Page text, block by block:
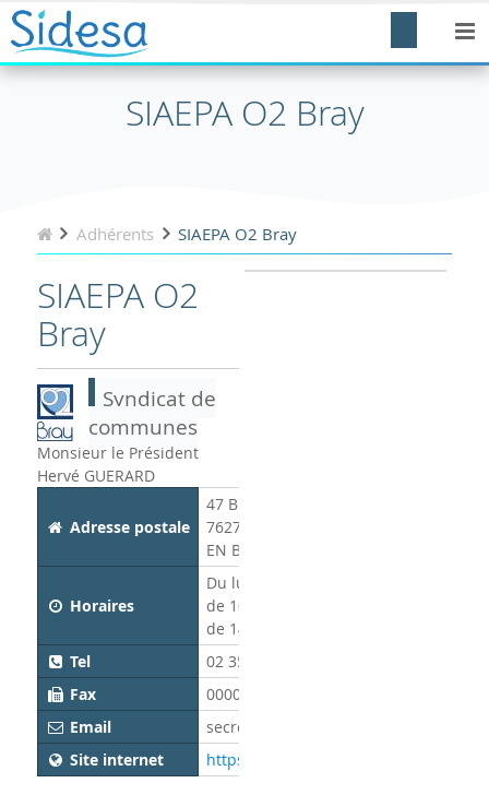
SIAEPA O2 Bray
Adhérents SIAEPA O2 Bray
SIAEPA O2
Bray
Syndicat de
communes
Monsieur le Président
Hervé GUERARD
Adresse postale
47 Bis rue de Flandre
76270 NEUFCHATEL
EN BRAY
Horaires
Du lundi au vendredi
de 10h00 à 12h00 et
de 14h00 à 16h00
Tel
02 35 94 35 17
Fax
0000000000
Email
secretariat@o2bray.fr
Site internet
https://www.o2bray.fr/